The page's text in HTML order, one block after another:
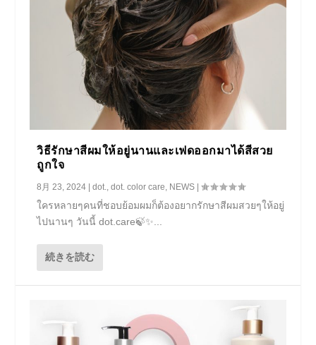
วิธีรักษาสีผมให้อยู่นานและเฟดออกมาได้สีสวย
ถูกใจ
8月 23, 2024 |dot. ,dot. color care NEWS |
ใครหลายๆคนที่ชอบย้อมผมก็ต้องอยากรักษาสีผมสวยๆให้อยู่
ไปนานๆ วันนี้ dot.care🍃✨...
続きを読む